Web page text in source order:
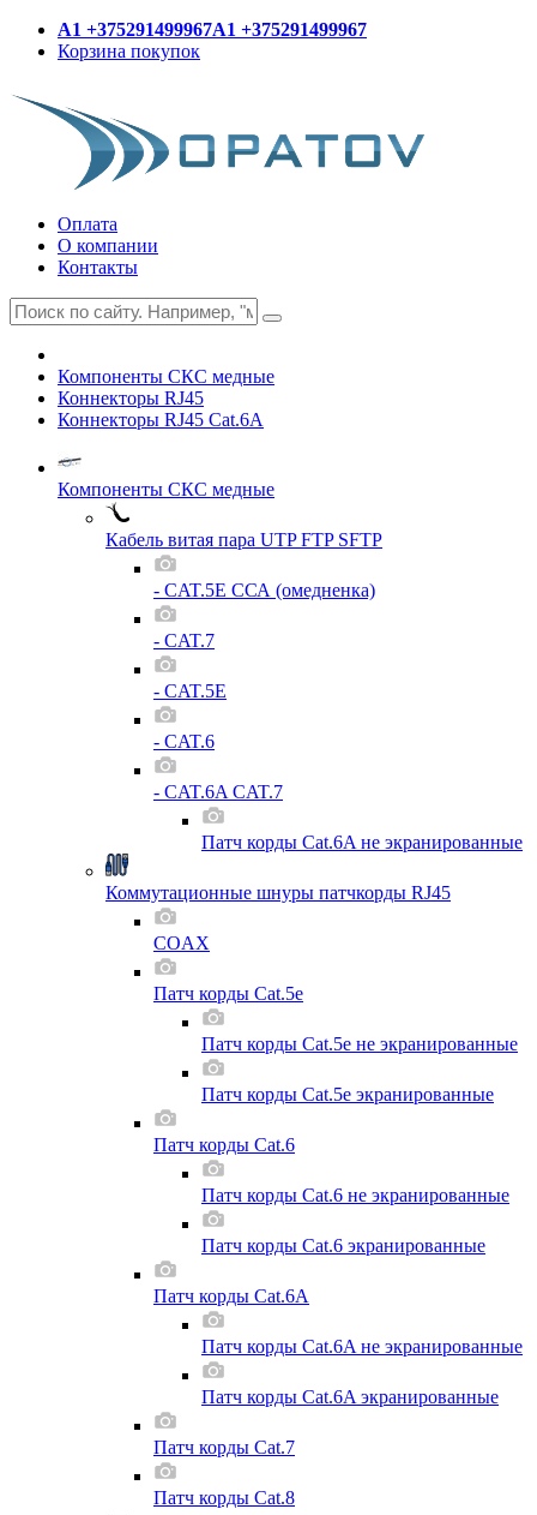
A1 +375291499967A1 +375291499967
Корзина покупок
Оплата
О компании
Контакты
Компоненты СКС медные
Коннекторы RJ45
Коннекторы RJ45 Cat.6A
Компоненты СКС медные
Кабель витая пара UTP FTP SFTP
- CAT.5E ССА (омедненка)
- CAT.7
- CAT.5E
- CAT.6
- CAT.6A CAT.7
Патч корды Cat.6A не экранированные
Коммутационные шнуры патчкорды RJ45
COAX
Патч корды Cat.5e
Патч корды Cat.5e не экранированные
Патч корды Cat.5e экранированные
Патч корды Cat.6
Патч корды Cat.6 не экранированные
Патч корды Cat.6 экранированные
Патч корды Cat.6A
Патч корды Cat.6A не экранированные
Патч корды Cat.6A экранированные
Патч корды Cat.7
Патч корды Cat.8